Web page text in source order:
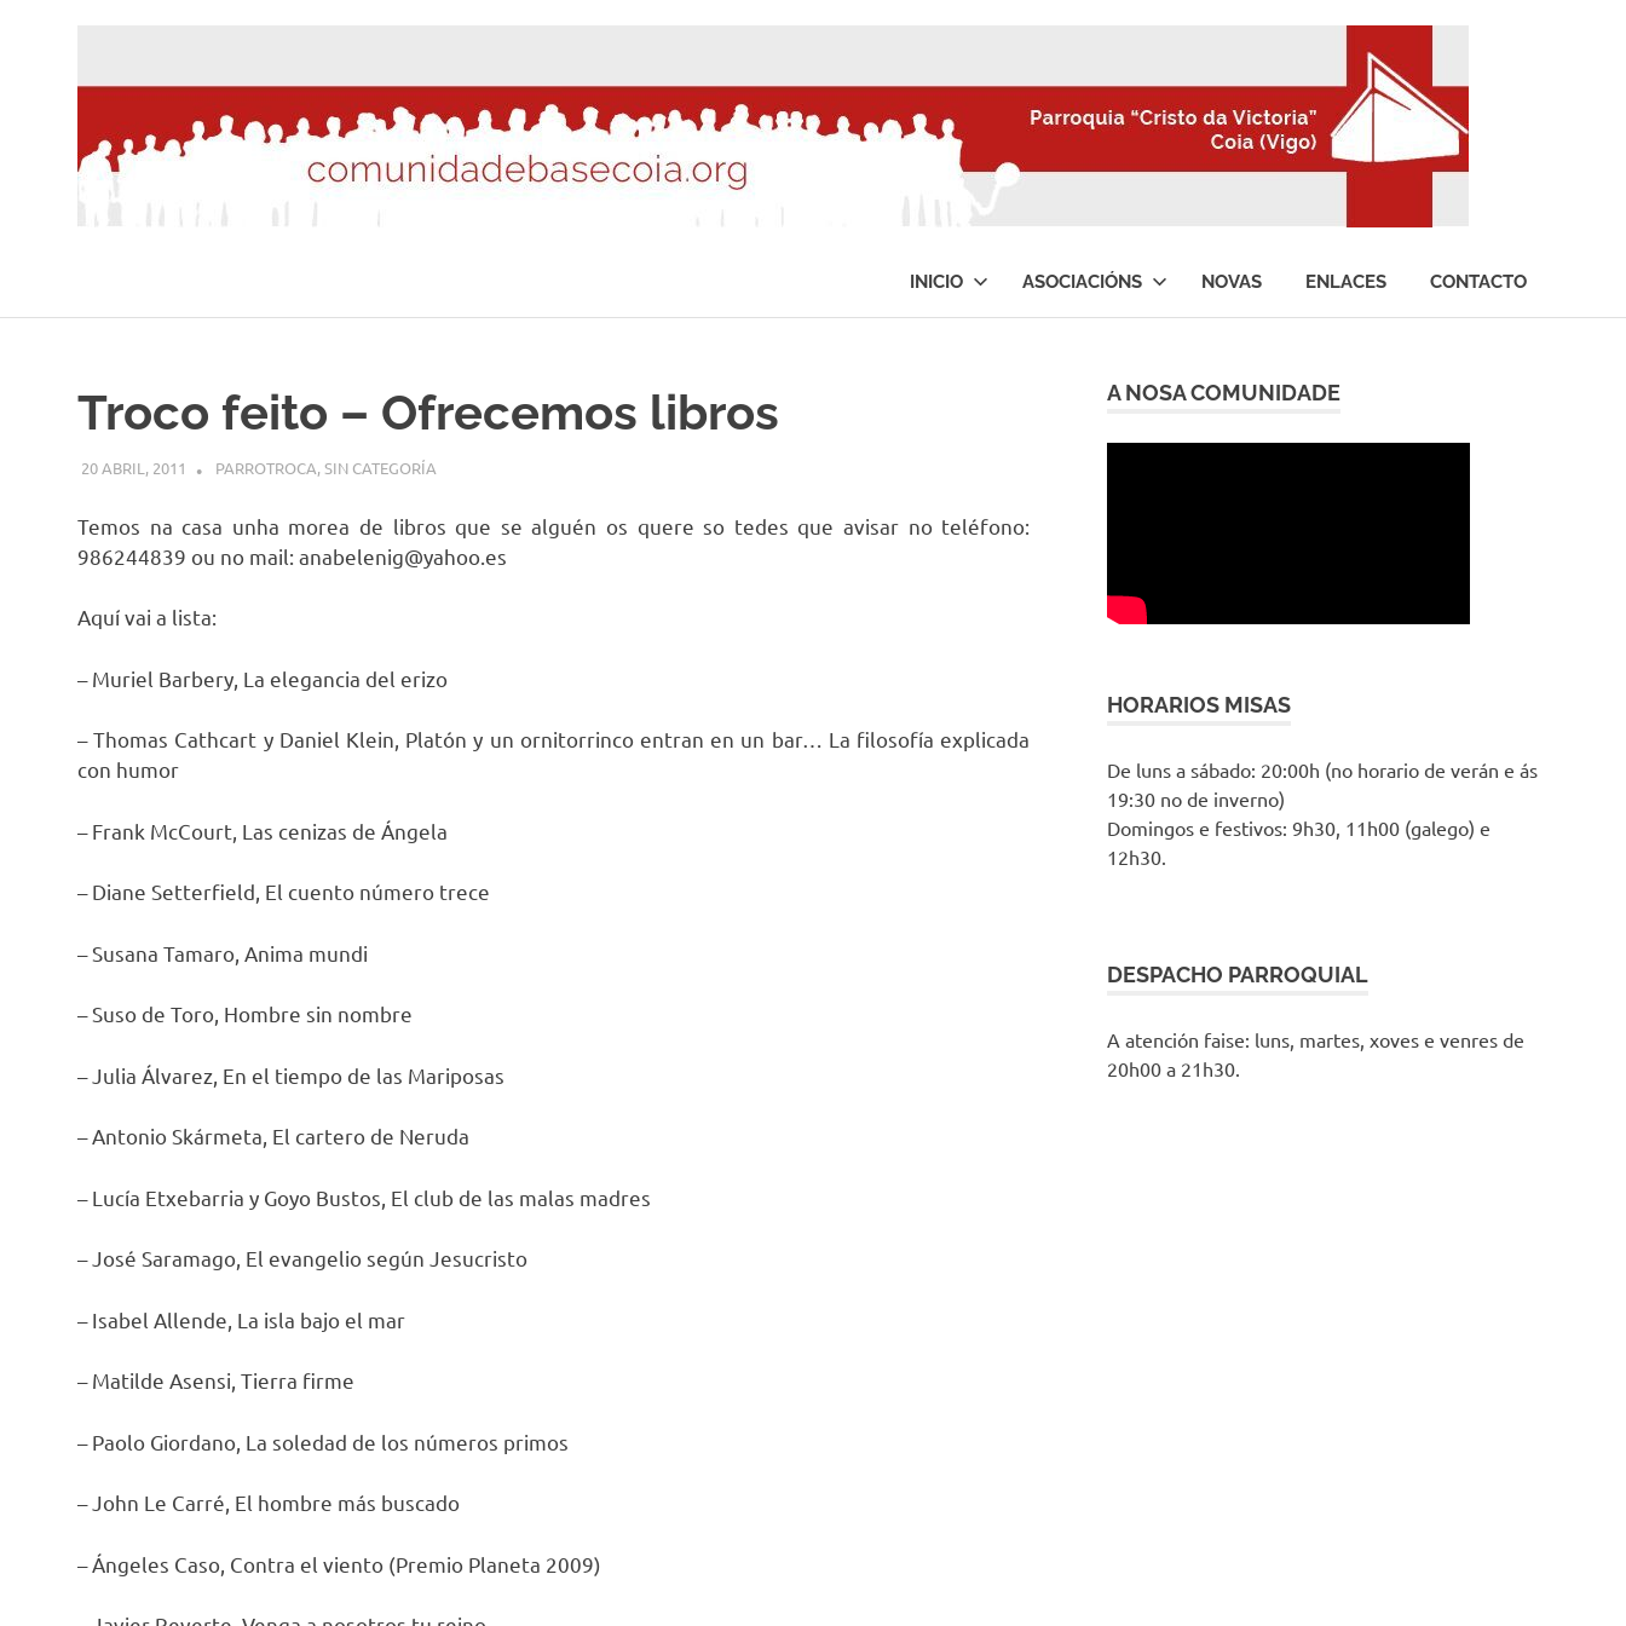
INICIO ASOCIACIÓNS NOVAS ENLACES CONTACTO
Troco feito – Ofrecemos libros
20 ABRIL, 2011 DESARROLLO
PARROTROCA,SIN CATEGORÍA
Temos na casa unha morea de libros que se alguén os quere so tedes que avisar no teléfono:
986244839 ou no mail: anabelenig@yahoo.es
Aquí vai a lista:
– Muriel Barbery, La elegancia del erizo
– Thomas Cathcart y Daniel Klein, Platón y un ornitorrinco entran en un bar… La filosofía explicada
con humor
– Frank McCourt, Las cenizas de Ángela
– Diane Setterfield, El cuento número trece
– Susana Tamaro, Anima mundi
– Suso de Toro, Hombre sin nombre
– Julia Álvarez, En el tiempo de las Mariposas
– Antonio Skármeta, El cartero de Neruda
– Lucía Etxebarria y Goyo Bustos, El club de las malas madres
– José Saramago, El evangelio según Jesucristo
– Isabel Allende, La isla bajo el mar
– Matilde Asensi, Tierra firme
– Paolo Giordano, La soledad de los números primos
– John Le Carré, El hombre más buscado
– Ángeles Caso, Contra el viento (Premio Planeta 2009)
A NOSA COMUNIDADE
HORARIOS MISAS
De luns a sábado: 20:00h (no horario de verán e ás
19:30 no de inverno)
Domingos e festivos: 9h30, 11h00 (galego) e
12h30.
DESPACHO PARROQUIAL
A atención faise: luns, martes, xoves e venres de
20h00 a 21h30.